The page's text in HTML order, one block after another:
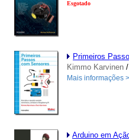
Esgotado
Primeiros
Kimmo Karvinen /
Mais informações >
Arduino em